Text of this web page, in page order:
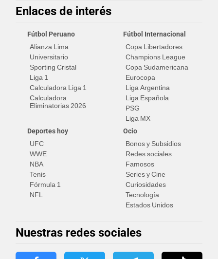
Enlaces de interés
Fútbol Peruano
Alianza Lima
Universitario
Sporting Cristal
Liga 1
Calculadora Liga 1
Calculadora
Eliminatorias 2026
Fútbol Internacional
Copa Libertadores
Champions League
Copa Sudamericana
Eurocopa
Liga Argentina
Liga Española
PSG
Liga MX
Deportes hoy
UFC
WWE
NBA
Tenis
Fórmula 1
NFL
Ocio
Bonos y Subsidios
Redes sociales
Famosos
Series y Cine
Curiosidades
Tecnología
Estados Unidos
Nuestras redes sociales